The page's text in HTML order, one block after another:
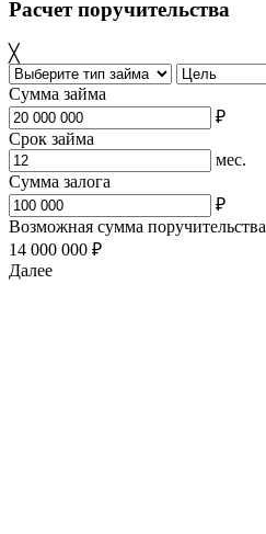
Расчет поручительства
╳
Сумма займа
₽
Срок займа
мес.
Сумма залога
₽
Возможная сумма поручительства
14 000 000 ₽
Далее